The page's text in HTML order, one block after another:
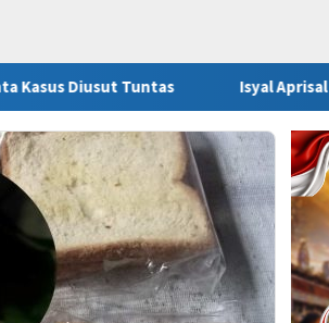
Isyal Aprisal Pemuda Sinjai